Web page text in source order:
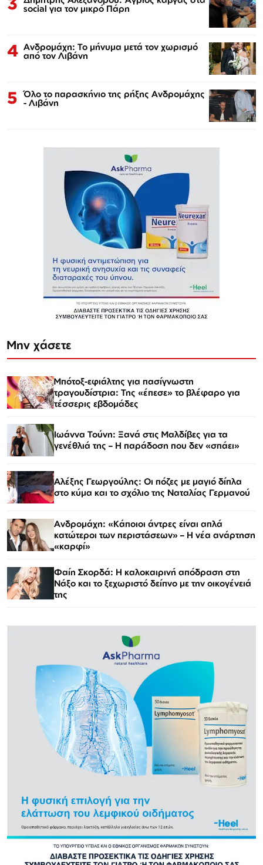
social για τον μικρό Πάρη
4 Ανδρομάχη: Το μήνυμα μετά τον χωρισμό
από τον Λιβάνη
5 Όλο το παρασκήνιο της ρήξης Ανδρομάχης
- Λιβάνη
Μην χάσετε
Μπότοξ-εφιάλτης για πασίγνωστη
τραγουδίστρια: Της «έπεσε» το βλέφαρο για
τέσσερις εβδομάδες
Ιωάννα Τούνη: Ξανά στις Μαλδίβες για τα
γενέθλιά της – Η παράδοση που δεν «σπάει»
Αλέξης Γεωργούλης: Οι πόζες με μαγιό δίπλα
στο κύμα και το σχόλιο της Ναταλίας Γερμανού
Ανδρομάχη: «Κάποιοι άντρες είναι απλά
κατώτεροι των περιστάσεων» – Η νέα ανάρτηση
«καρφί»
Φαίη Σκορδά: Η καλοκαιρινή απόδραση στη
Νάξο και το ξεχωριστό δείπνο με την οικογένειά
της